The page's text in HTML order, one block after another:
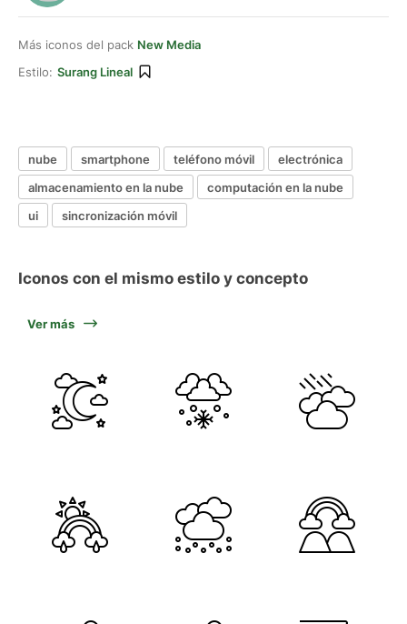
Más iconos del pack New Media
Estilo: Surang Lineal
nube smartphone teléfono móvil
electrónica
almacenamiento en la nube
computación en la nube
ui
sincronización móvil
Iconos con el mismo estilo y concepto
Ver más